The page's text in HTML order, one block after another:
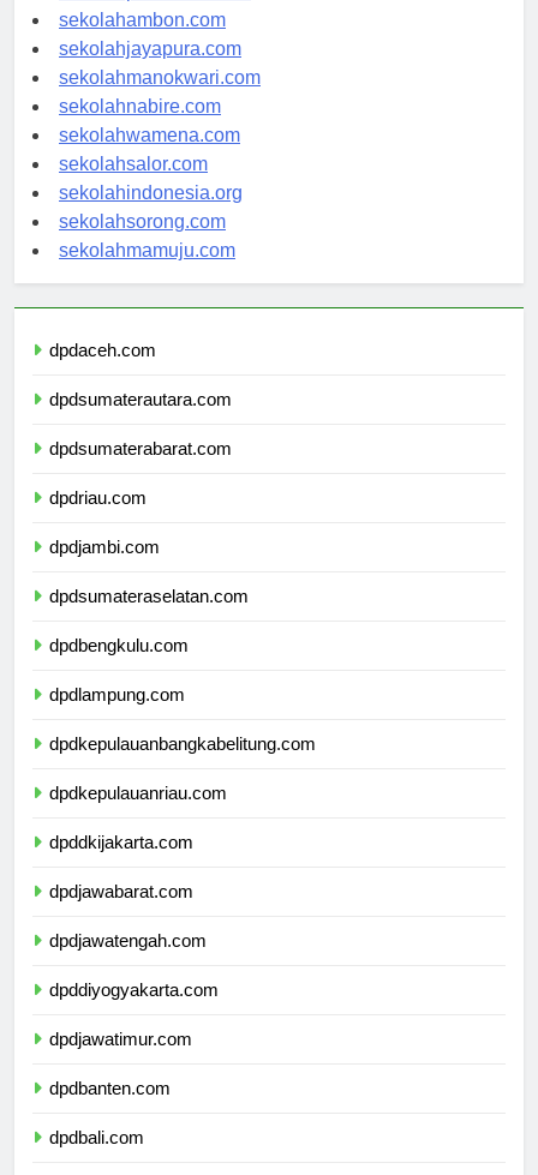
sekolahpontianak.com
sekolahambon.com
sekolahjayapura.com
sekolahmanokwari.com
sekolahnabire.com
sekolahwamena.com
sekolahsalor.com
sekolahindonesia.org
sekolahsorong.com